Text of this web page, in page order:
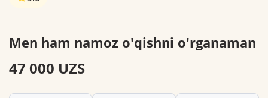
Men ham namoz o'qishni o'rganaman
47 000 UZS